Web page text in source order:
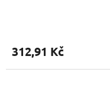
312,91 Kč